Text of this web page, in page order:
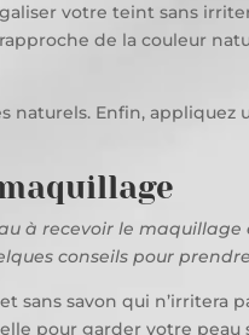
votre teint sans
de la couleur
naturels. Enfin,
à recevoir le
conseils pour
savon qui n’irritera
pour garder votre